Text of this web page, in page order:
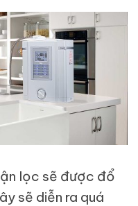
lọc sẽ được đổ
sẽ diễn ra quá